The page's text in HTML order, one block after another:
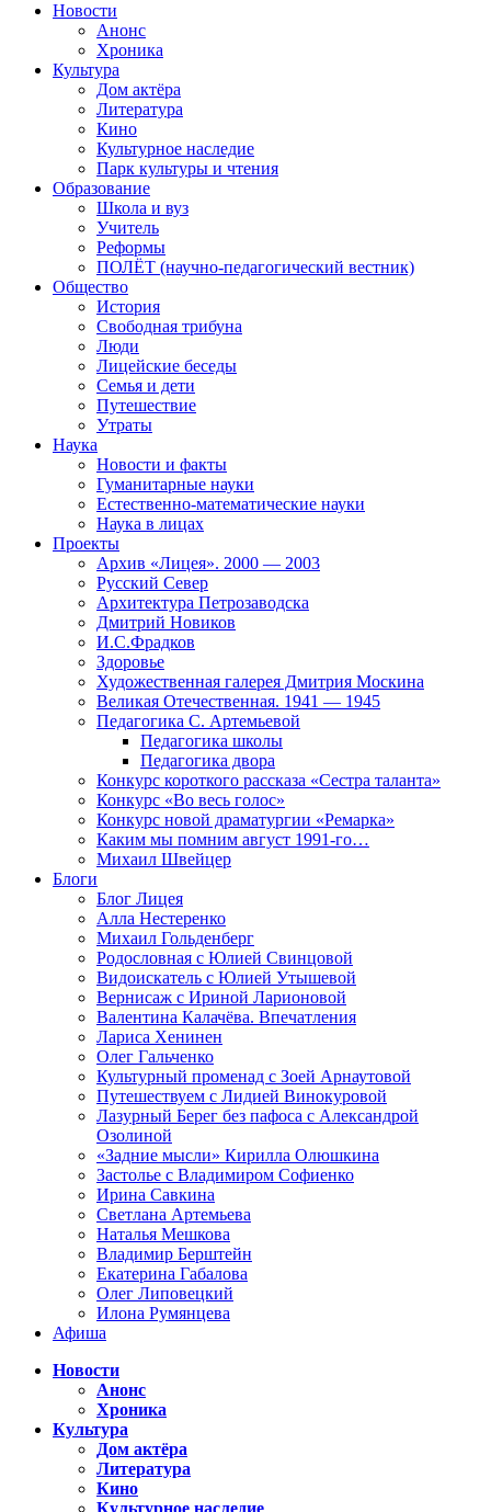
Новости
Анонс
Хроника
Культура
Дом актёра
Литература
Кино
Культурное наследие
Парк культуры и чтения
Образование
Школа и вуз
Учитель
Реформы
ПОЛЁТ (научно-педагогический вестник)
Общество
История
Свободная трибуна
Люди
Лицейские беседы
Семья и дети
Путешествие
Утраты
Наука
Новости и факты
Гуманитарные науки
Естественно-математические науки
Наука в лицах
Проекты
Архив «Лицея». 2000 — 2003
Русский Север
Архитектура Петрозаводска
Дмитрий Новиков
И.С.Фрадков
Здоровье
Художественная галерея Дмитрия Москина
Великая Отечественная. 1941 — 1945
Педагогика С. Артемьевой
Педагогика школы
Педагогика двора
Конкурс короткого рассказа «Сестра таланта»
Конкурс «Во весь голос»
Конкурс новой драматургии «Ремарка»
Каким мы помним август 1991-го…
Михаил Швейцер
Блоги
Блог Лицея
Алла Нестеренко
Михаил Гольденберг
Родословная с Юлией Свинцовой
Видоискатель с Юлией Утышевой
Вернисаж с Ириной Ларионовой
Валентина Калачёва. Впечатления
Лариса Хенинен
Олег Гальченко
Культурный променад с Зоей Арнаутовой
Путешествуем с Лидией Винокуровой
Лазурный Берег без пафоса с Александрой
Озолиной
«Задние мысли» Кирилла Олюшкина
Застолье с Владимиром Софиенко
Ирина Савкина
Светлана Артемьева
Наталья Мешкова
Владимир Берштейн
Екатерина Габалова
Олег Липовецкий
Илона Румянцева
Афиша
Новости
Анонс
Хроника
Культура
Дом актёра
Литература
Кино